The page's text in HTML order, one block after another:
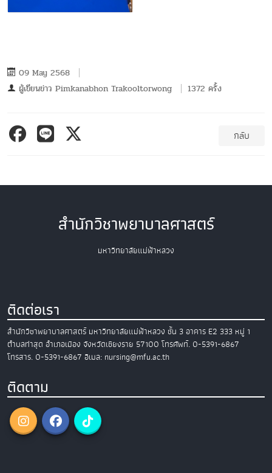
09 May 2568
ผู้เขียนข่าว Pimkanabhon Trakooltorwong 1372 ครั้ง
กลับ
สำนักวิชาพยาบาลศาสตร์
มหาวิทยาลัยแม่ฟ้าหลวง
ติดต่อเรา
สำนักวิชาพยาบาลศาสตร์ มหาวิทยาลัยแม่ฟ้าหลวง ชั้น 3 อาคาร E2 333 หมู่ 1
ตำบลท่าสุด อำเภอเมือง จังหวัดเชียงราย 57100 โทรศัพท์. 0-5391-6867
โทรสาร. 0-5391-6867 อีเมล: nursing@mfu.ac.th
ติดตาม